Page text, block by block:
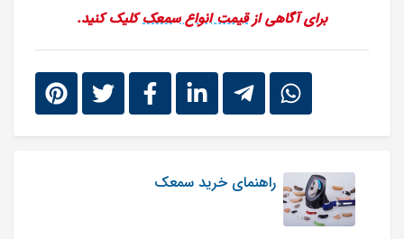
برای آگاهی ازقیمت انواع سمعککلیک کنید.
راهنمای خرید سمعک